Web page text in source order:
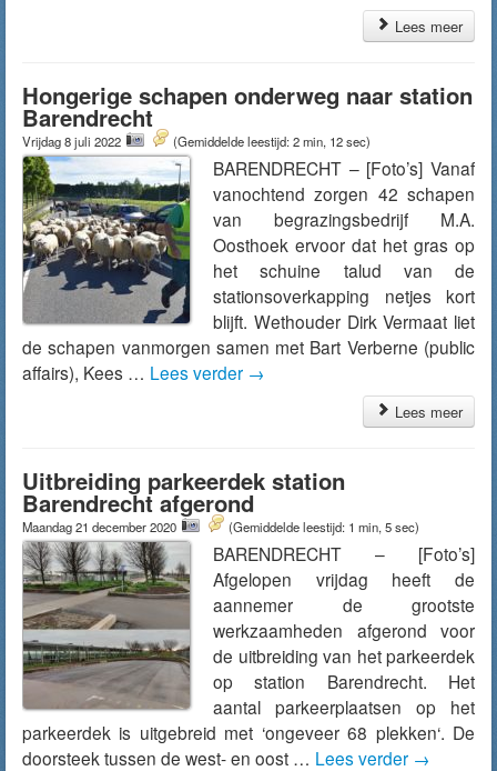
Lees meer
Hongerige schapen onderweg naar station
Barendrecht
Vrijdag 8 juli 2022 (Gemiddelde leestijd: 2 min, 12 sec)
BARENDRECHT – [Foto’s] Vanaf
vanochtend zorgen 42 schapen
van begrazingsbedrijf M.A.
Oosthoek ervoor dat het gras op
het schuine talud van de
stationsoverkapping netjes kort
blijft. Wethouder Dirk Vermaat liet
de schapen vanmorgen samen met Bart Verberne (public
affairs), Kees … Lees verder →
Lees meer
Uitbreiding parkeerdek station
Barendrecht afgerond
Maandag 21 december 2020 (Gemiddelde leestijd: 1 min, 5 sec)
BARENDRECHT – [Foto’s]
Afgelopen vrijdag heeft de
aannemer de grootste
werkzaamheden afgerond voor
de uitbreiding van het parkeerdek
op station Barendrecht. Het
aantal parkeerplaatsen op het
parkeerdek is uitgebreid met ‘ongeveer 68 plekken‘. De
doorsteek tussen de west- en oost … Lees verder →